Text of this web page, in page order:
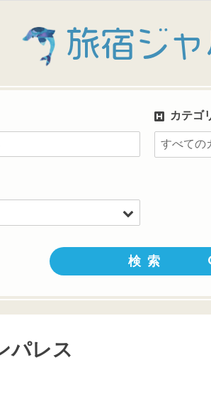
旅宿ジャ
カテゴ
パレス